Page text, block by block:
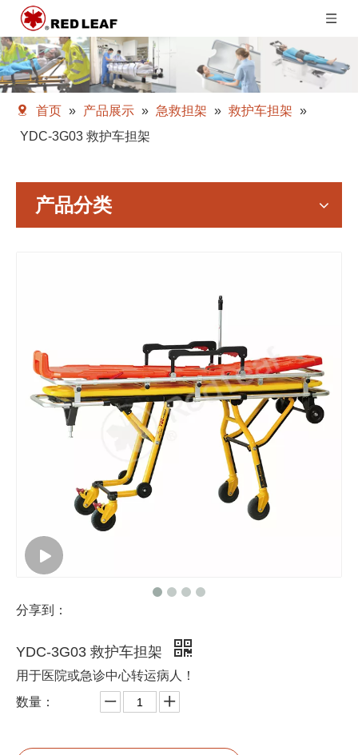
首页 » 产品展示 » 急救担架 » 救护车担架 »
YDC-3G03 救护车担架
产品分类
分享到：
YDC-3G03 救护车担架
用于医院或急诊中心转运病人！
数量：